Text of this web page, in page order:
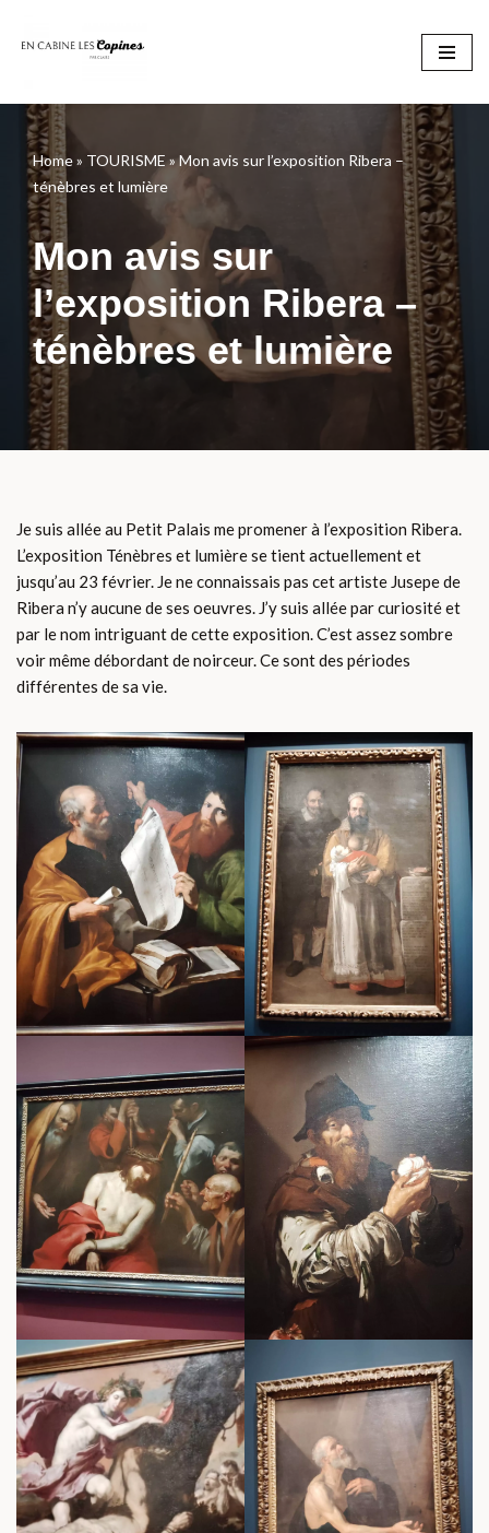
contenu
Home» TOURISME»Mon avis sur l’exposition Ribera –
ténèbres et lumière
Mon avis sur
l’exposition Ribera –
ténèbres et lumière
Je suis allée au Petit Palais me promener à l’exposition Ribera.
L’exposition Ténèbres et lumière se tient actuellement et
jusqu’au 23 février. Je ne connaissais pas cet artiste Jusepe de
Ribera n’y aucune de ses oeuvres. J’y suis allée par curiosité et
par le nom intriguant de cette exposition. C’est assez sombre
voir même débordant de noirceur. Ce sont des périodes
différentes de sa vie.